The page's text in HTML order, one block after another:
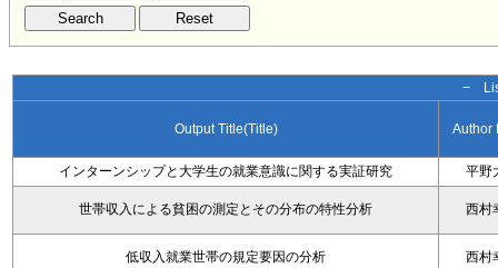
−
Output Title(Title) Author
インターンシップと大学生の就業意識に関する実証研究 平野
世帯収入による貧困の測定とその分布の特性分析 西村
低収入就業世帯の規定要因の分析 西村